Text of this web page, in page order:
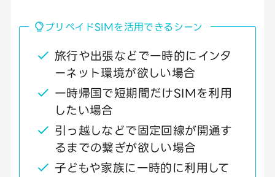
プリペイドSIMを活用できるシーン
旅行や出張などで一時的にインタ
ーネット環境が欲しい場合
一時帰国で短期間だけSIMを利用
したい場合
引っ越しなどで固定回線が開通す
るまでの繋ぎが欲しい場合
子どもや家族に一時的に利用して